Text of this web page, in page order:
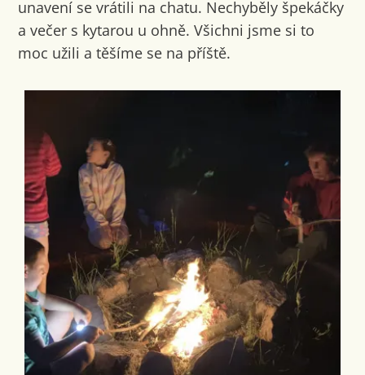
unavení se vrátili na chatu. Nechyběly špekáčky
a večer s kytarou u ohně. Všichni jsme si to
moc užili a těšíme se na příště.